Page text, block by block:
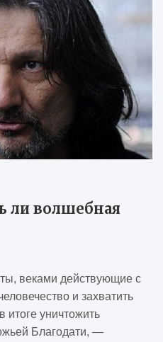
ли волшебная
веками действующие с
и захватить
итоге уничтожить
Благодати, —